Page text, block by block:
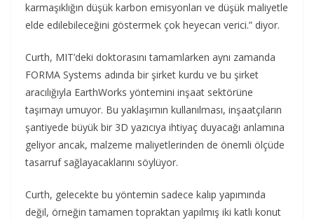
karmaşıklığın düşük karbon emisyonları ve düşük maliyetle
elde edilebileceğini göstermek çok heyecan verici.” diyor.
Curth, MIT’deki doktorasını tamamlarken aynı zamanda
FORMA Systems adında bir şirket kurdu ve bu şirket
aracılığıyla EarthWorks yöntemini inşaat sektörüne
taşımayı umuyor. Bu yaklaşımın kullanılması, inşaatçıların
şantiyede büyük bir 3D yazıcıya ihtiyaç duyacağı anlamına
geliyor ancak, malzeme maliyetlerinden de önemli ölçüde
tasarruf sağlayacaklarını söylüyor.
Curth, gelecekte bu yöntemin sadece kalıp yapımında
değil, örneğin tamamen topraktan yapılmış iki katlı konut